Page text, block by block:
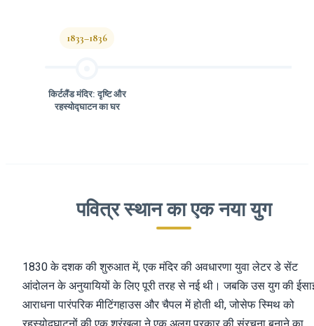
1833–1836
किर्टलैंड मंदिर: दृष्टि और
रहस्योद्घाटन का घर
पवित्र स्थान का एक नया युग
1830 के दशक की शुरुआत में, एक मंदिर की अवधारणा युवा लेटर डे सेंट
आंदोलन के अनुयायियों के लिए पूरी तरह से नई थी। जबकि उस युग की
आराधना पारंपरिक मीटिंगहाउस और चैपल में होती थी, जोसेफ स्मिथ को